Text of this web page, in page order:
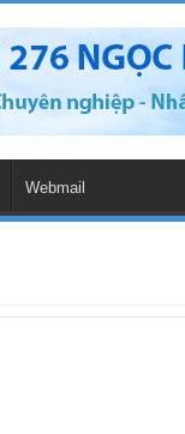
Webmail